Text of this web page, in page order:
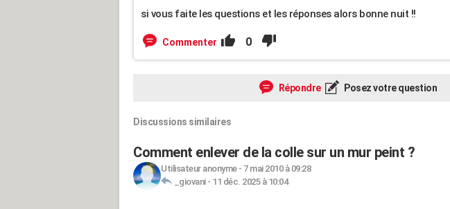
si vous faite les questions et les réponses alors bonne nuit !!
Commenter 0
Répondre Posez votre question
Discussions similaires
Comment enlever de la colle sur un mur peint ?
Utilisateur anonyme- 7 mai 2010 à 09:28
_giovani- 11 déc. 2025 à 10:04